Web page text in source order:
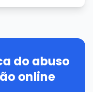
do abuso
online